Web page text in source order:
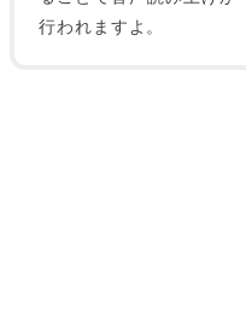
行われますよ。